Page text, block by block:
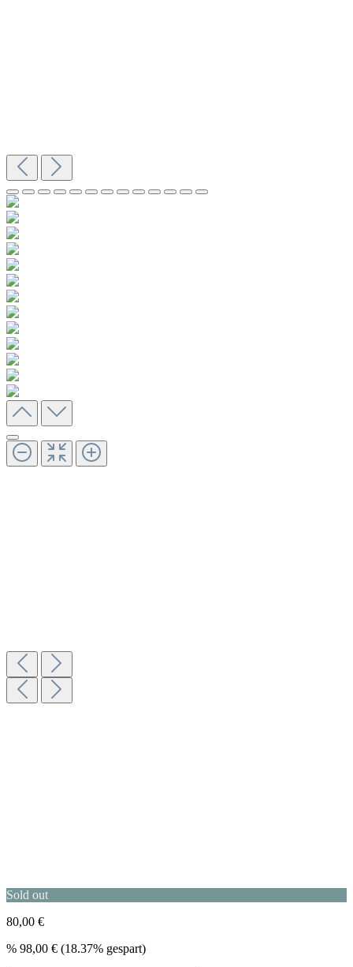
Sold out
80,00 €
% 98,00 € (18.37% gespart)